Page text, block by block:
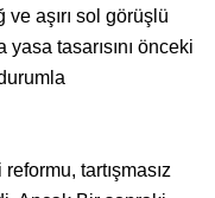
aşırı sol görüşlü
tasarısını önceki
tartışmasız